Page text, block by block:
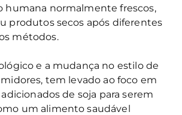
humana normalmente frescos,
produtos secos após diferentes
métodos.
e a mudança no estilo de
tem levado ao foco em
de soja para serem
um alimento saudável